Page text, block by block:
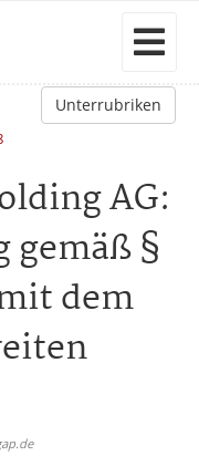
Unterrubriken
AG:
§
dem